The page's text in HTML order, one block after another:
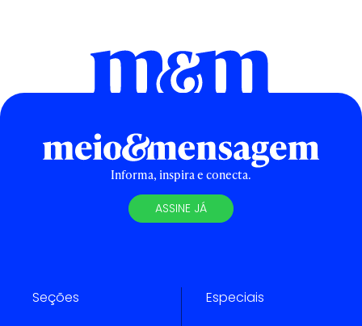
Informa, inspira e conecta.
ASSINE JÁ
Seções Especiais